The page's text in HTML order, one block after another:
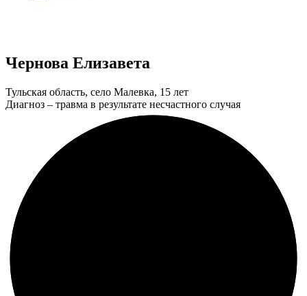
Чернова Елизавета
Тульская область, село Малевка, 15 лет
Диагноз – травма в результате несчастного случая